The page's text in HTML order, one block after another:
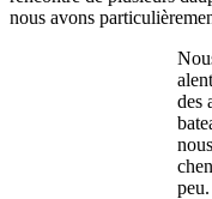
nous avons
des
peu.